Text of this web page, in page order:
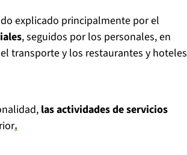
explicado principalmente por el
, seguidos por los personales, en
transporte y los restaurantes y hoteles
las actividades de servicios
.